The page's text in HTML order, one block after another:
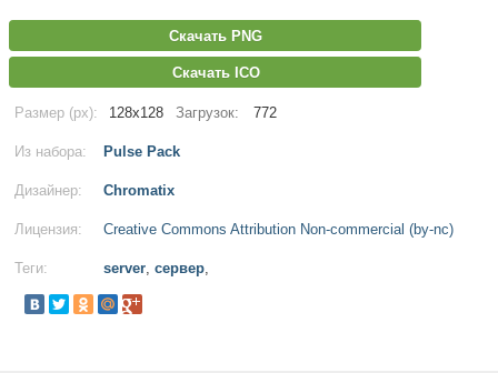
Скачать PNG
Скачать ICO
Размер (px): 128x128 Загрузок: 772
Из набора: Pulse Pack
Дизайнер: Chromatix
Лицензия: Creative Commons Attribution Non-commercial (by-nc)
Теги: server, сервер,